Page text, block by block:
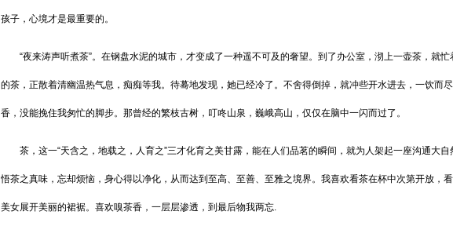
孩子，心境才是最重要的。
“夜来涛声听煮茶”。在钢盘水泥的城市，才变成了一种遥不可及的奢望。到了办公室，沏上一壶茶，就忙
的茶，正散着清幽温热气息，痴痴等我。待蓦地发现，她已经冷了。不舍得倒掉，就冲些开水进去，一饮而
香，没能挽住我匆忙的脚步。那曾经的繁枝古树，叮咚山泉，巍峨高山，仅仅在脑中一闪而过了。
茶，这一“天含之，地载之，人育之”三才化育之美甘露，能在人们品茗的瞬间，就为人架起一座沟通大自
悟茶之真味，忘却烦恼，身心得以净化，从而达到至高、至善、至雅之境界。我喜欢看茶在杯中次第开放，
美女展开美丽的裙裾。喜欢嗅茶香，一层层渗透，到最后物我两忘.